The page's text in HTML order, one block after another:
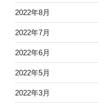
2022年8月
2022年7月
2022年6月
2022年5月
2022年3月